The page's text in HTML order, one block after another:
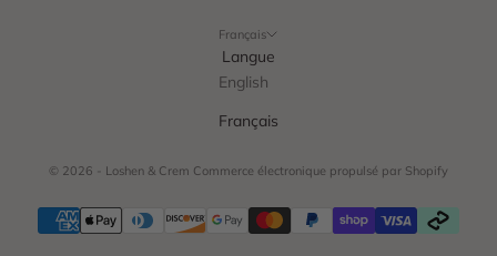
Français
Langue
English
Français
© 2026 - Loshen & Crem Commerce électronique propulsé par Shopify